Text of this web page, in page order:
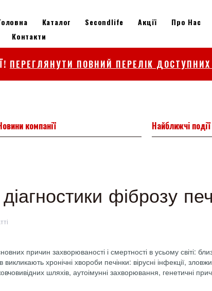
Каталог Secondlife Акції Про Нас
Контакти
ПЕРЕГЛЯНУТИ ПОВНИЙ ПЕРЕЛІК
компанії Найближчі події
фіброзу
причин захворюваності і смертності в усьому світі:
викликають хронічні хвороби печінки: вірусні інфекції,
шляхів, аутоімунні захворювання, генетичні